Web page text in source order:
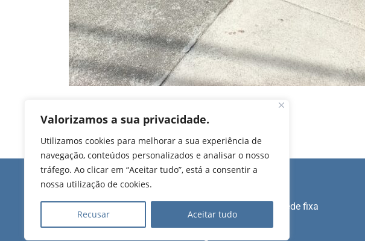
Valorizamos a sua privacidade.
Utilizamos cookies para melhorar a sua experiência de
navegação, conteúdos personalizados e analisar o nosso
tráfego. Ao clicar em “Aceitar tudo”, está a consentir a
nossa utilização de cookies.
Recusar Aceitar tudo
reservados.
Edifício de Jovim
T. 224 509 703 (chamada rede fixa
nacional)